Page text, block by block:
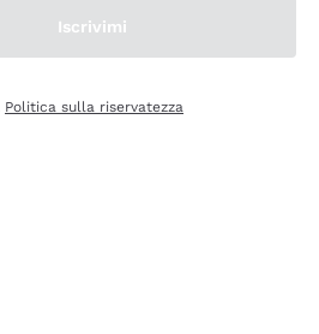
Iscrivimi
Politica sulla riservatezza